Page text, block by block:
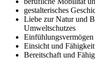
gestalterisches
Liebe zur Natur und
Umweltschutzes
Einsicht und
Bereitschaft und